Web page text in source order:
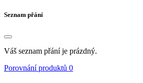
Seznam přání
Váš seznam přání je prázdný.
Porovnání produktů 0